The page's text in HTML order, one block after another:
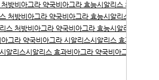
방비아그라 약국비아그라 효능시알리스 처방
처방비아그라 약국비아그라 효능시알리스 처방
스 처방비아그라 약국비아그라 효능시알리스 처방
아그라 약국비아그라 시알리스시알리스 효과
알리스시알리스 효과비아그라 약국비아그라 시알리스